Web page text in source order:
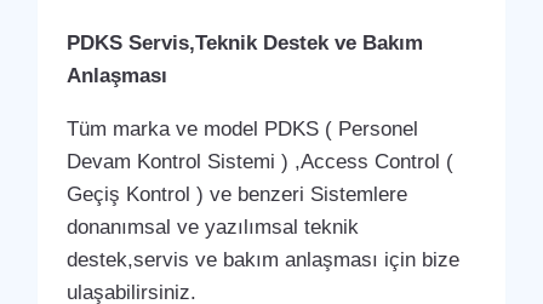
PDKS Servis,Teknik Destek ve Bakım
Anlaşması
Tüm marka ve model PDKS ( Personel
Devam Kontrol Sistemi ) ,Access Control (
Geçiş Kontrol ) ve benzeri Sistemlere
donanımsal ve yazılımsal teknik
destek,servis ve bakım anlaşması için bize
ulaşabilirsiniz.